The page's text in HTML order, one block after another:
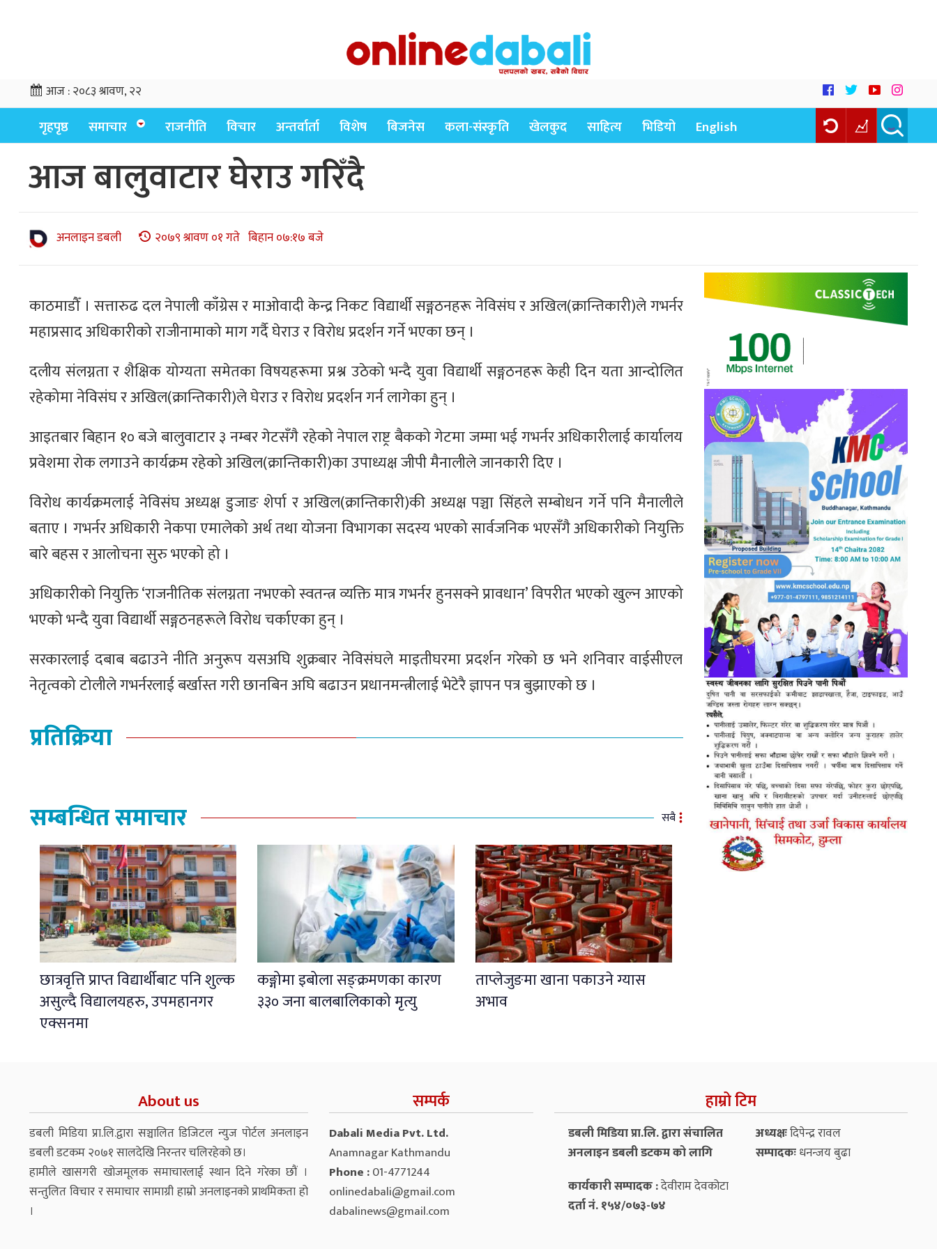
आज :२०८३ श्रावण, २२
गृहपृष्ठ समाचार राजनीति विचार अन्तर्वार्ता विशेष बिजनेस कला-संस्कृति खेलकुद साहित्य भिडियो English
आज बालुवाटार घेराउ गरिँदै
अनलाइन डबली २०७९ श्रावण ०१ गते बिहान ०७:१७ बजे
काठमाडौँ । सत्तारुढ दल नेपाली काँग्रेस र माओवादी केन्द्र निकट विद्यार्थी सङ्गठनहरू नेविसंघ र अखिल(क्रान्तिकारी)ले गभर्नर
महाप्रसाद अधिकारीको राजीनामाको माग गर्दै घेराउ र विरोध प्रदर्शन गर्ने भएका छन् ।
दलीय संलग्नता र शैक्षिक योग्यता समेतका विषयहरूमा प्रश्न उठेको भन्दै युवा विद्यार्थी सङ्गठनहरू केही दिन यता आन्दोलित
रहेकोमा नेविसंघ र अखिल(क्रान्तिकारी)ले घेराउ र विरोध प्रदर्शन गर्न लागेका हुन् ।
आइतबार बिहान १० बजे बालुवाटार ३ नम्बर गेटसँगै रहेको नेपाल राष्ट्र बैकको गेटमा जम्मा भई गभर्नर अधिकारीलाई कार्यालय
प्रवेशमा रोक लगाउने कार्यक्रम रहेको अखिल(क्रान्तिकारी)का उपाध्यक्ष जीपी मैनालीले जानकारी दिए ।
विरोध कार्यक्रमलाई नेविसंघ अध्यक्ष डुजाङ शेर्पा र अखिल(क्रान्तिकारी)की अध्यक्ष पञ्चा सिंहले सम्बोधन गर्ने पनि मैनालीले
बताए । गभर्नर अधिकारी नेकपा एमालेको अर्थ तथा योजना विभागका सदस्य भएको सार्वजनिक भएसँगै अधिकारीको नियुक्ति
बारे बहस र आलोचना सुरु भएको हो ।
अधिकारीको नियुक्ति ‘राजनीतिक संलग्नता नभएको स्वतन्त्र व्यक्ति मात्र गभर्नर हुनसक्ने प्रावधान’ विपरीत भएको खुल्न आएको
भएको भन्दै युवा विद्यार्थी सङ्गठनहरूले विरोध चर्काएका हुन् ।
सरकारलाई दबाब बढाउने नीति अनुरूप यसअघि शुक्रबार नेविसंघले माइतीघरमा प्रदर्शन गरेको छ भने शनिवार वाईसीएल
नेतृत्वको टोलीले गभर्नरलाई बर्खास्त गरी छानबिन अघि बढाउन प्रधानमन्त्रीलाई भेटेरै ज्ञापन पत्र बुझाएको छ ।
प्रतिक्रिया
सम्बन्धित समाचार सबै
छात्रवृत्ति प्राप्त विद्यार्थीबाट पनि शुल्क
असुल्दै विद्यालयहरु, उपमहानगर
एक्सनमा
कङ्गोमा इबोला सङ्क्रमणका कारण
३३० जना बालबालिकाको मृत्यु
ताप्लेजुङमा खाना पकाउने ग्यास
अभाव
About us
डबली मिडिया प्रा.लि.द्वारा सञ्चालित डिजिटल न्युज पोर्टल अनलाइन
डबली डटकम २०७१ सालदेखि निरन्तर चलिरहेको छ।
हामीले खासगरी खोजमूलक समाचारलाई स्थान दिने गरेका छौं ।
सन्तुलित विचार र समाचार सामाग्री हाम्रो अनलाइनको प्राथमिकता हो
।
सम्पर्क
Dabali Media Pvt. Ltd.
Anamnagar Kathmandu
Phone :01-4771244
onlinedabali@gmail.com
dabalinews@gmail.com
हाम्रो टिम
डबली मिडिया प्रा.लि. द्वारा संचालित
अनलाइन डबली डटकम को लागि
अध्यक्षःदिपेन्द्र रावल
सम्पादकःधनन्‍जय बुढा
कार्यकारी सम्पादक :देवीराम देवकोटा
दर्ता नं. १५४/०७३-७४